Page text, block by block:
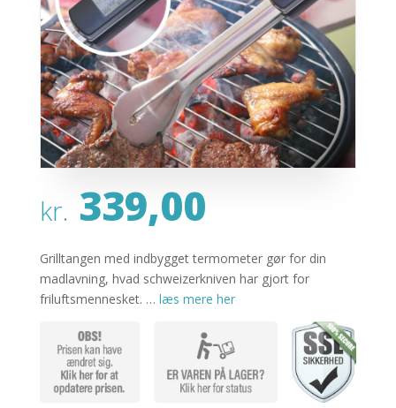
kr. 339,00
Grilltangen med indbygget termometer gør for din
madlavning, hvad schweizerkniven har gjort for
friluftsmennesket. … læs mere her